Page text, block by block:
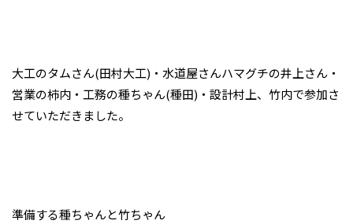
大工のタムさん(田村大工)・水道屋さんハマグチの井上さん・
営業の柿内・工務の種ちゃん(種田)・設計村上、竹内で参加さ
せていただきました。
準備する種ちゃんと竹ちゃん